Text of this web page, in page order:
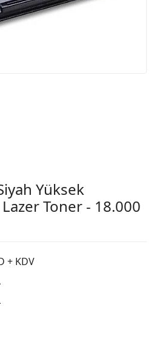
Yüksek
Toner - 18.000
+ KDV